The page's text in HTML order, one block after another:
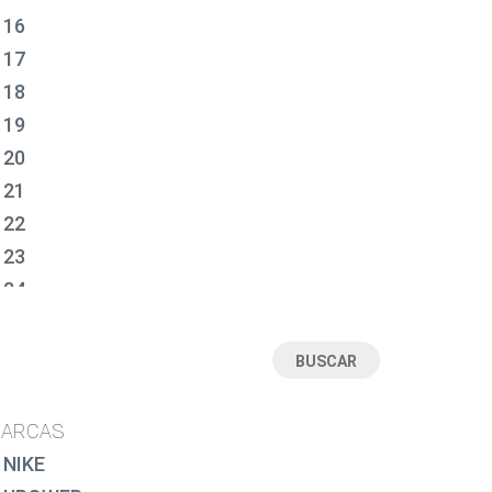
16
17
18
19
20
21
22
23
24
28
28½
29
NIKE